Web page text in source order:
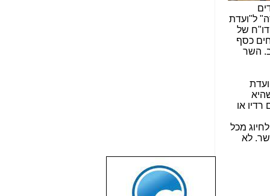
ל"ועדת
של
כסף
השר
או
מכל
לא
שבוע טוב לכל
הגולשים באשר